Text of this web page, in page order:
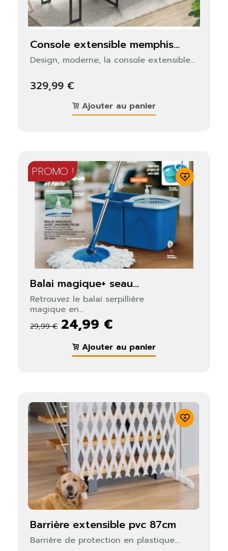
console extensible memphis...
Design, moderne, la console extensible...
329,99 €
Ajouter au panier
balai magique+ seau...
Retrouvez le balai serpillière
magique en...
29,99 € 24,99 €
Ajouter au panier
PROMO !
barrière extensible pvc 87cm
Barrière de protection en plastique...